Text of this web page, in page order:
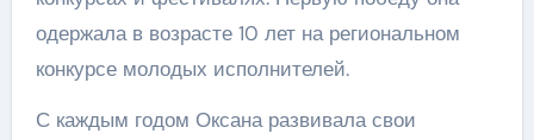
одержала в возрасте 10 лет на региональном
конкурсе молодых исполнителей.
С каждым годом Оксана развивала свои